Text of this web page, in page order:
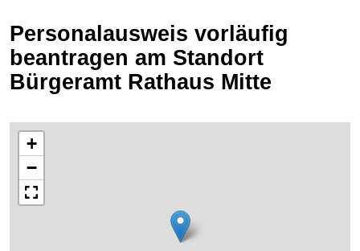
Personalausweis vorläufig
beantragen am Standort
Bürgeramt Rathaus Mitte
+
−